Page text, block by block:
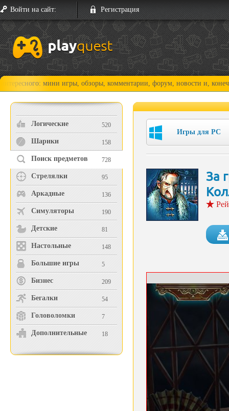
Войти на сайт: Регистрация
мини игры, обзоры, комментарии, форум, новости и, конечно,
Логические 520
Шарики 158
Поиск предметов 728
Стрелялки 95
Аркадные 136
Симуляторы 190
Детские 81
Настольные 148
Большие игры 5
Бизнес 209
Бегалки 54
Головоломки 7
Дополнительные 18
Игры для PC
За